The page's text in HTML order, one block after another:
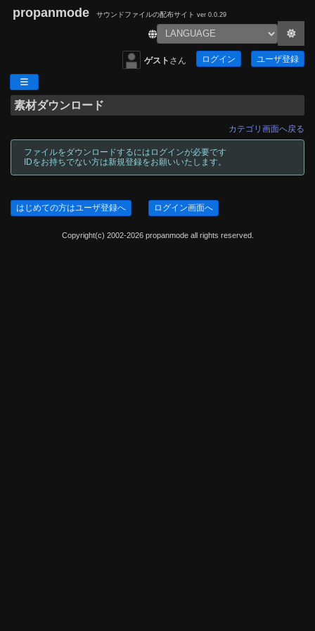
propanmode サウンドファイルの配布サイト ver 0.0.29
ゲスト さん ログイン ユーザ登録
素材ダウンロード
カテゴリ画面へ戻る
ファイルをダウンロードするにはログインが必要です
IDをお持ちでない方は新規登録をお願いいたします。
はじめての方はユーザ登録へ ログイン画面へ
Copyright(c) 2002-2026 propanmode all rights reserved.